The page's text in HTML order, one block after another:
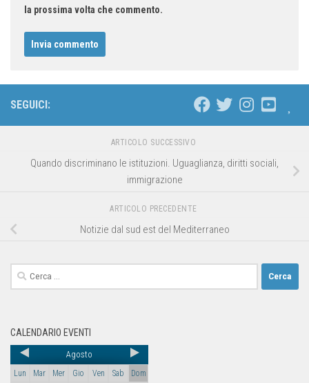
la prossima volta che commento.
SEGUICI:
ARTICOLO SUCCESSIVO
Quando discriminano le istituzioni. Uguaglianza, diritti sociali,
immigrazione
ARTICOLO PRECEDENTE
Notizie dal sud est del Mediterraneo
CALENDARIO EVENTI
Agosto
Lun Mar Mer Gio Ven Sab
Dom